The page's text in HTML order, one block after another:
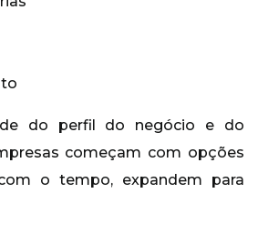
do perfil do negócio e do
começam com opções
o tempo, expandem para